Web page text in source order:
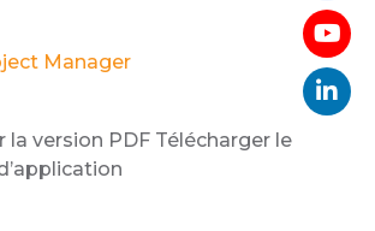
Manager
la version PDF Télécharger le